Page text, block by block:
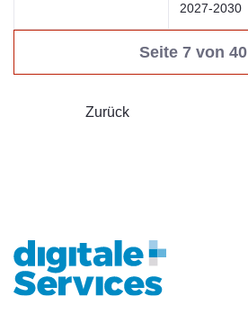
2027-2030
Seite 7 von 40
Zurück